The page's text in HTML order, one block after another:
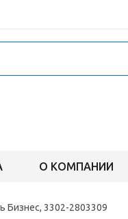
О КОМПАНИИ
Бизнес, 3302-2803309